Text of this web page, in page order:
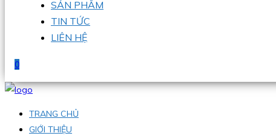
SẢN PHẨM
TIN TỨC
LIÊN HỆ
0
TRANG CHỦ
GIỚI THIỆU